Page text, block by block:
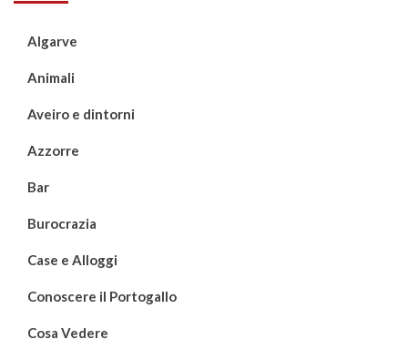
Algarve
Animali
Aveiro e dintorni
Azzorre
Bar
Burocrazia
Case e Alloggi
Conoscere il Portogallo
Cosa Vedere